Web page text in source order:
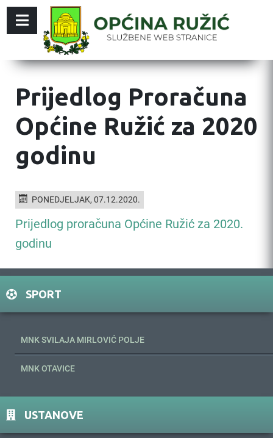
Prijedlog Proračuna
Općine Ružić za 2020
godinu
PONEDJELJAK, 07.12.2020.
Prijedlog proračuna Općine Ružić za 2020.
godinu
SPORT
MNK SVILAJA MIRLOVIĆ POLJE
MNK OTAVICE
USTANOVE